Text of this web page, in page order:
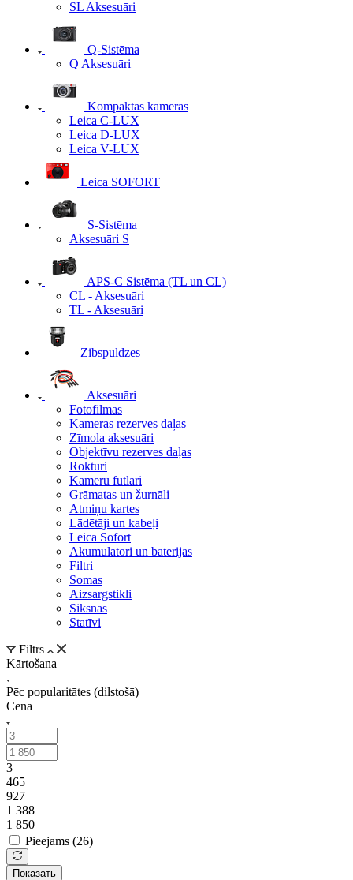
SL Aksesuāri
Q-Sistēma
Q Aksesuāri
Kompaktās kameras
Leica C-LUX
Leica D-LUX
Leica V-LUX
Leica SOFORT
S-Sistēma
Aksesuāri S
APS-C Sistēma (TL un CL)
CL - Aksesuāri
TL - Aksesuāri
Zibspuldzes
Aksesuāri
Fotofilmas
Kameras rezerves daļas
Zīmola aksesuāri
Objektīvu rezerves daļas
Rokturi
Kameru futlāri
Grāmatas un žurnāli
Atmiņu kartes
Lādētāji un kabeļi
Leica Sofort
Akumulatori un baterijas
Filtri
Somas
Aizsargstikli
Siksnas
Statīvi
Filtrs
Kārtošana
Pēc popularitātes (dilstošā)
Cena
3
465
927
1 388
1 850
Pieejams (26)
Показать